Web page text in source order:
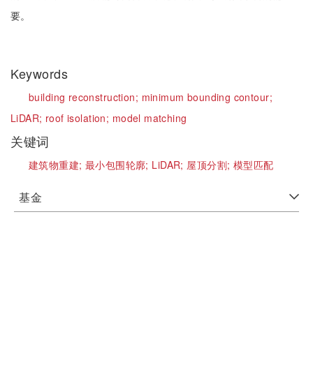
要。
Keywords
building reconstruction; minimum bounding contour;
LiDAR; roof isolation; model matching
关键词
建筑物重建; 最小包围轮廓; LiDAR; 屋顶分割; 模型匹配
基金